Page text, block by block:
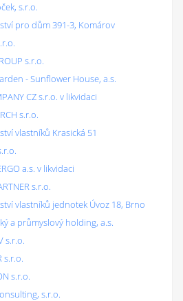
s.r.o.
pro dům 391-3, Komárov
s.r.o.
- Sunflower House, a.s.
CZ s.r.o. v likvidaci
s.r.o.
vlastníků Krasická 51
a.s. v likvidaci
s.r.o.
vlastníků jednotek Úvoz 18, Brno
a průmyslový holding, a.s.
s.r.o.
s.r.o.
s.r.o.
s.r.o.